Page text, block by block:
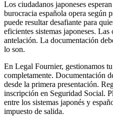
Los ciudadanos japoneses
burocracia española opera según
puede resultar desafiante para
eficientes sistemas japoneses. Las
antelación. La documentación
lo son.
En Legal Fournier, gestionamos
completamente. Documentación
desde la primera presentación.
inscripción en Seguridad Social.
entre los sistemas japonés y
impuesto de salida.